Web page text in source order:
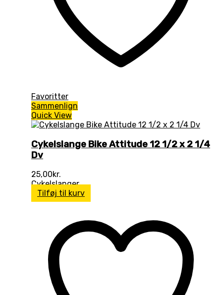
Favoritter
Sammenlign
Quick View
Cykelslange Bike Attitude 12 1/2 x 2 1/4
Dv
25,00kr.
Cykelslanger
Tilføj til kurv